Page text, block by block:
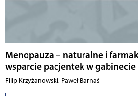
Menopauza – naturalne i
wsparcie pacjentek w gabinecie
Filip Krzyżanowski, Paweł Barnaś